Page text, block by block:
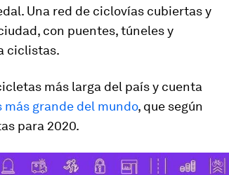
Una red de ciclovías cubiertas y
con puentes, túneles y
ciclistas.
más larga del país y cuenta
grande del mundo, que según
para 2020.